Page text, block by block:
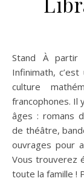
Stand À partir du CP JEUX DE L’APMEP La librairie
Infinimath,
culture
francophones. Il
âges : romans
de théâtre,
ouvrages pour
Vous trouverez
toute la famille !